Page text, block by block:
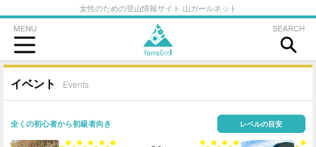
女性のための登山情報サイト 山ガールネット
イベント Events
全くの初心者から初級者向き レベルの目安